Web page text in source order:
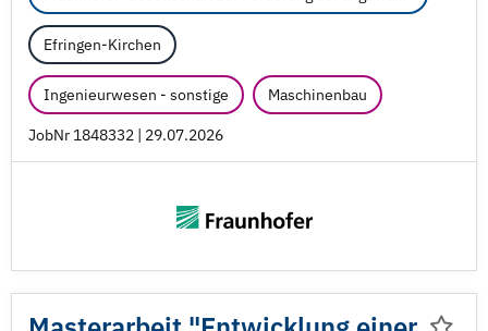
Efringen-Kirchen
Ingenieurwesen - sonstige Maschinenbau
JobNr 1848332 | 29.07.2026